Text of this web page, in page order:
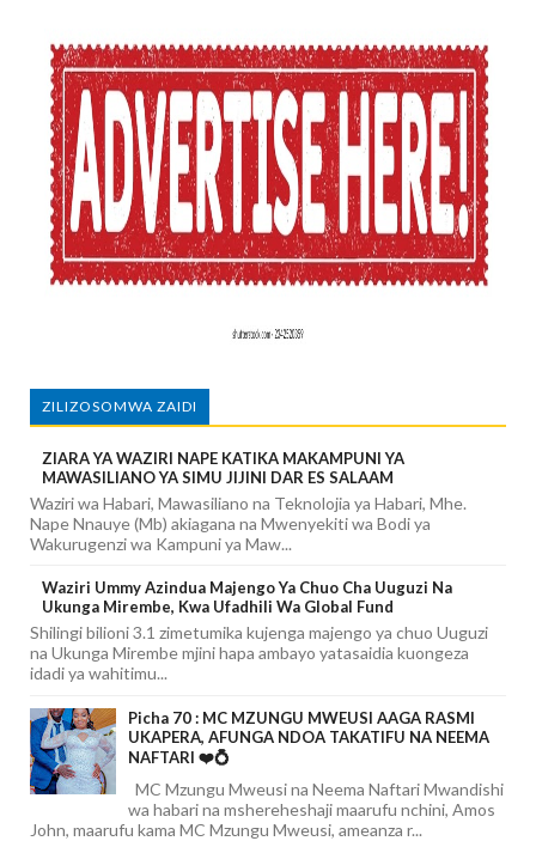
ZILIZOSOMWA ZAIDI
ZIARA YA WAZIRI NAPE KATIKA MAKAMPUNI YA
MAWASILIANO YA SIMU JIJINI DAR ES SALAAM
Waziri wa Habari, Mawasiliano na Teknolojia ya Habari, Mhe.
Nape Nnauye (Mb) akiagana na Mwenyekiti wa Bodi ya
Wakurugenzi wa Kampuni ya Maw...
Waziri Ummy Azindua Majengo Ya Chuo Cha Uuguzi Na
Ukunga Mirembe, Kwa Ufadhili Wa Global Fund
Shilingi bilioni 3.1 zimetumika kujenga majengo ya chuo Uuguzi
na Ukunga Mirembe mjini hapa ambayo yatasaidia kuongeza
idadi ya wahitimu...
Picha 70 : MC MZUNGU MWEUSI AAGA RASMI
UKAPERA, AFUNGA NDOA TAKATIFU NA NEEMA
NAFTARI ❤️💍
MC Mzungu Mweusi na Neema Naftari Mwandishi
wa habari na mshereheshaji maarufu nchini, Amos
John, maarufu kama MC Mzungu Mweusi, ameanza r...